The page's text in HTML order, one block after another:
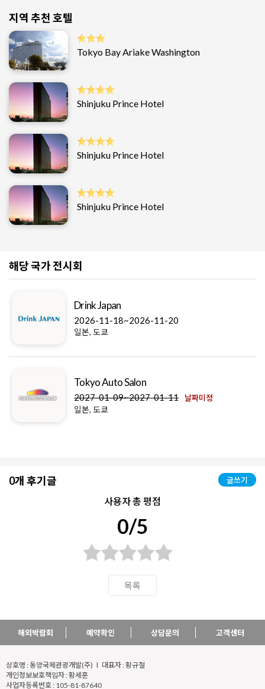
지역 추천 호텔
Tokyo Bay Ariake Washington
Shinjuku Prince Hotel
Shinjuku Prince Hotel
Shinjuku Prince Hotel
해당 국가 전시회
Drink Japan
2026-11-18~2026-11-20
일본, 도쿄
Tokyo Auto Salon
2027-01-09~2027-01-11 날짜미정
일본, 도쿄
0개 후기글 글쓰기
사용자 총 평점
0/5
목록
해외박람회 예약확인 상담문의 고객센터
상호명 : 동양국제관광개발(주) l 대표자 : 황규철
개인정보보호책임자 : 황세훈
사업자등록번호 : 105-81-87640